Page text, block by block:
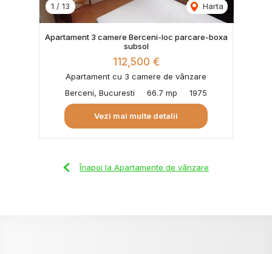
1 / 13 Harta
Apartament 3 camere Berceni-loc parcare-boxa
subsol
112,500 €
Apartament cu 3 camere de vânzare
Berceni, Bucuresti
66.7 mp 1975
Vezi mai multe detalii
Înapoi la Apartamente de vânzare